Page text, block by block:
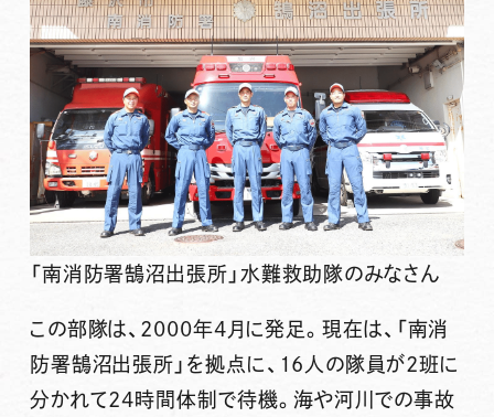
「南消防署鵠沼出張所」水難救助隊のみなさん
この部隊は、2000年4月に発足。現在は、「南消
防署鵠沼出張所」を拠点に、16人の隊員が2班に
分かれて24時間体制で待機。海や河川での事故